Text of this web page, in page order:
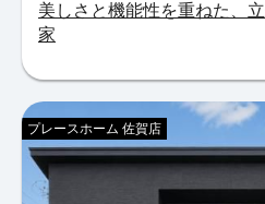
美しさと機能性を重ねた、
家
プレースホーム 佐賀店